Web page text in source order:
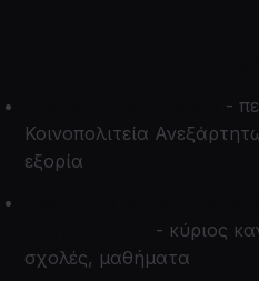
-
Κοινοπολιτεία
εξορία
- κύριος
σχολές, μαθήματα